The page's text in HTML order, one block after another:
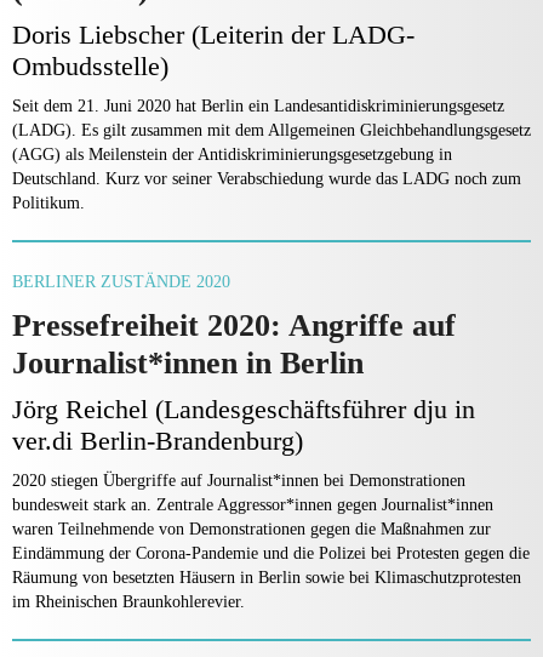
Doris Liebscher (Leiterin der LADG-
Ombudsstelle)
Seit dem 21. Juni 2020 hat Berlin ein Landesantidiskriminierungsgesetz
(LADG). Es gilt zusammen mit dem Allgemeinen Gleichbehandlungsgesetz
(AGG) als Meilenstein der Antidiskriminierungsgesetzgebung in
Deutschland. Kurz vor seiner Verabschiedung wurde das LADG noch zum
Politikum.
BERLINER ZUSTÄNDE 2020
Pressefreiheit 2020: Angriffe auf
Journalist*innen in Berlin
Jörg Reichel (Landesgeschäftsführer dju in
ver.di Berlin-Brandenburg)
2020 stiegen Übergriffe auf Journalist*innen bei Demonstrationen
bundesweit stark an. Zentrale Aggressor*innen gegen Journalist*innen
waren Teilnehmende von Demonstrationen gegen die Maßnahmen zur
Eindämmung der Corona-Pandemie und die Polizei bei Protesten gegen die
Räumung von besetzten Häusern in Berlin sowie bei Klimaschutzprotesten
im Rheinischen Braunkohlerevier.